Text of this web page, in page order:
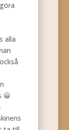
alla
😀